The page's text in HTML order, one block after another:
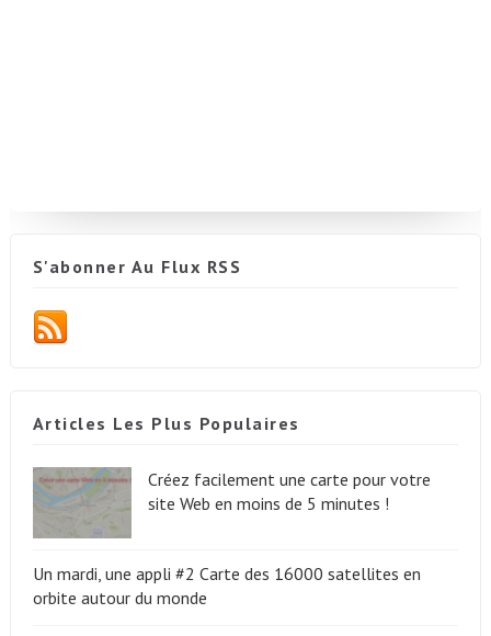
S'abonner Au Flux RSS
Articles Les Plus Populaires
Créez facilement une carte pour votre
site Web en moins de 5 minutes !
Un mardi, une appli #2 Carte des 16000 satellites en
orbite autour du monde